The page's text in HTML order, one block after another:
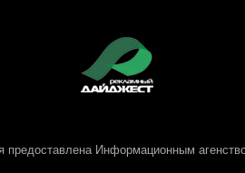
предоставлена Информационным